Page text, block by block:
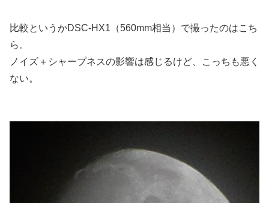
比較というかDSC-HX1（560mm相当）で撮ったのはこち
ら。
ノイズ＋シャープネスの影響は感じるけど、こっちも悪く
ない。